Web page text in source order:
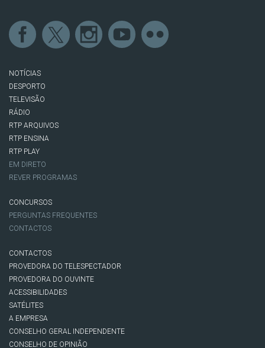
NOTÍCIAS
DESPORTO
TELEVISÃO
RÁDIO
RTP ARQUIVOS
RTP ENSINA
RTP PLAY
EM DIRETO
REVER PROGRAMAS
CONCURSOS
PERGUNTAS FREQUENTES
CONTACTOS
CONTACTOS
PROVEDORA DO TELESPECTADOR
PROVEDORA DO OUVINTE
ACESSIBILIDADES
SATÉLITES
A EMPRESA
CONSELHO GERAL INDEPENDENTE
CONSELHO DE OPINIÃO